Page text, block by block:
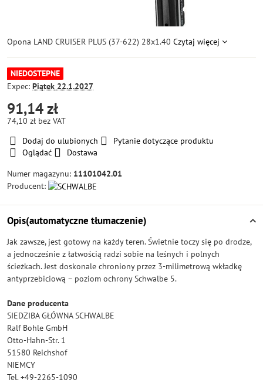
Opona LAND CRUISER PLUS (37-622) 28x1.40 Czytaj więcej
NIEDOSTEPNE
Expec: Piątek 22.1.2027
91,14 zł
74,10 zł bez VAT
Dodaj do ulubionych
Pytanie dotyczące produktu
Oglądać
Dostawa
Numer magazynu: 11101042.01
Producent:
Opis(automatyczne tłumaczenie)
Jak zawsze, jest gotowy na każdy teren. Świetnie toczy się po drodze,
a jednocześnie z łatwością radzi sobie na leśnych i polnych
ścieżkach. Jest doskonale chroniony przez 3-milimetrową wkładkę
antyprzebiciową – poziom ochrony Schwalbe 5.
Dane producenta
SIEDZIBA GŁÓWNA SCHWALBE
Ralf Bohle GmbH
Otto-Hahn-Str. 1
51580 Reichshof
NIEMCY
Tel. +49-2265-1090